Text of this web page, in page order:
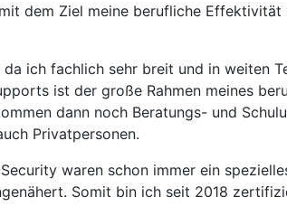
dem Ziel meine berufliche
ich fachlich sehr breit und in weiten
ist der große Rahmen meines
dann noch Beratungs- und
Privatpersonen.
waren schon immer ein
Somit bin ich seit 2018